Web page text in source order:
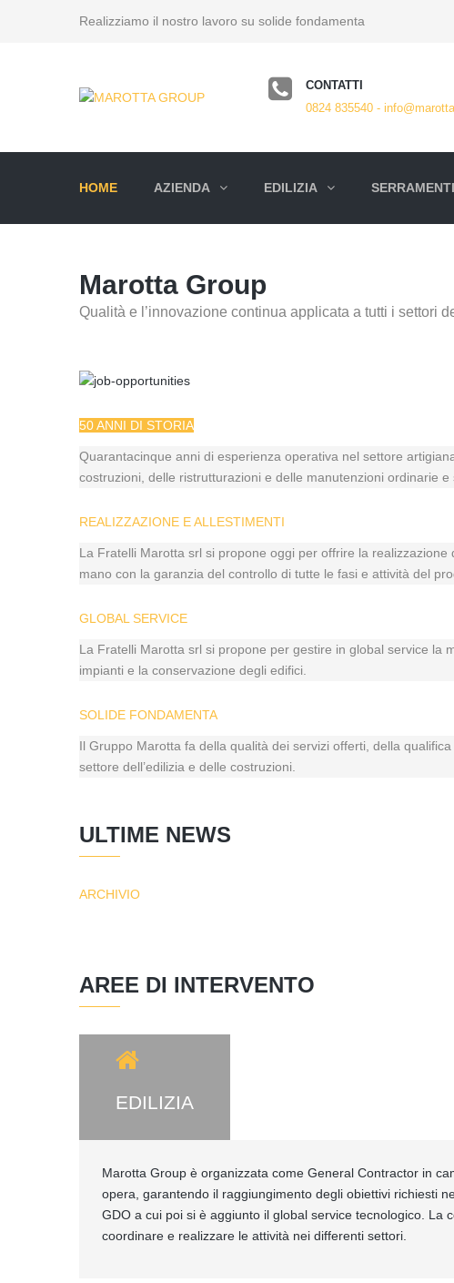
Realizziamo il nostro lavoro su solide fondamenta
CONTATTI
0824 835540 -
HOME AZIENDA EDILIZIA
Marotta Group
Qualità e l’innovazione continua applicata a tutti i settori
50 ANNI DI STORIA
Quarantacinque anni di esperienza operativa nel settore
costruzioni, delle ristrutturazioni e delle manutenzioni ordinarie e
REALIZZAZIONE E ALLESTIMENTI
La Fratelli Marotta srl si propone oggi per offrire la
mano con la garanzia del controllo di tutte le fasi e attività del
GLOBAL SERVICE
La Fratelli Marotta srl si propone per gestire in global service la
impianti e la conservazione degli edifici.
SOLIDE FONDAMENTA
Il Gruppo Marotta fa della qualità dei servizi offerti, della
settore dell’edilizia e delle costruzioni.
ULTIME NEWS
ARCHIVIO
AREE DI INTERVENTO
EDILIZIA
Marotta Group è organizzata come General Contractor in
opera, garantendo il raggiungimento degli obiettivi richiesti
GDO a cui poi si è aggiunto il global service tecnologico. La
coordinare e realizzare le attività nei differenti settori.